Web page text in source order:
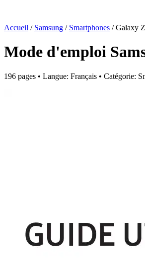
Accueil / Samsung / Smartphones / Galaxy
Mode d'emploi
196 pages • Langue: Français • Catégorie: